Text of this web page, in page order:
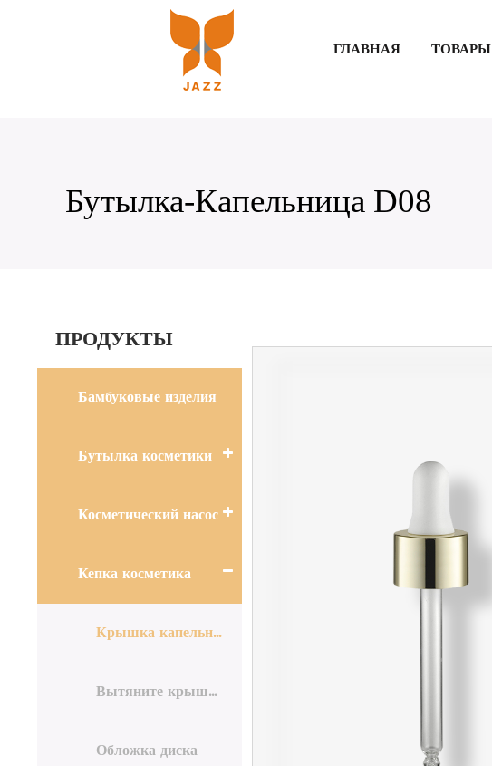
ГЛАВНАЯ ТОВАРЫ
Бутылка-Капельница D08
ПРОДУКТЫ
Бамбуковые изделия
Бутылка косметики
Косметический насос
Кепка косметика
Крышка капельницы
Вытяните крышку
Обложка диска